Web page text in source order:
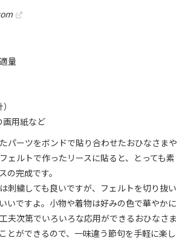
量
画用紙など
パーツをボンドで貼り合わせたおひなさまや
ェルトで作ったリースに貼ると、とっても素
の完成です。
刺繍しても良いですが、フェルトを切り抜い
いですよ。小物や着物は好みの色で華やかに
夫次第でいろいろな応用ができるおひなさま
とができるので、一味違う節句を手軽に楽し